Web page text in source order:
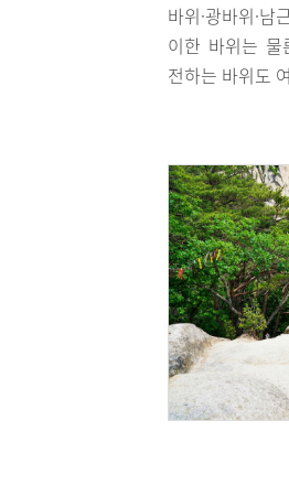
바위·광바위·남
이한 바위는 물
전하는 바위도